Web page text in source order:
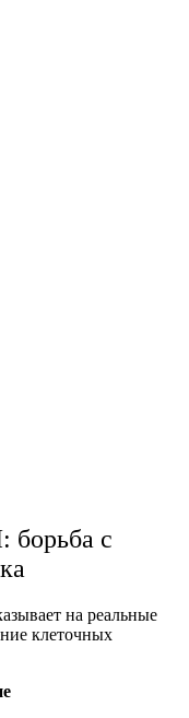
с
на реальные
клеточных